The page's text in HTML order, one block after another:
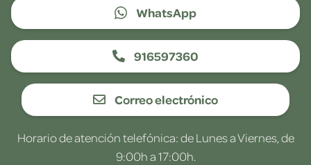
WhatsApp
916597360
Correo electrónico
Horario de atención telefónica: de Lunes a Viernes, de
9:00h a 17:00h.